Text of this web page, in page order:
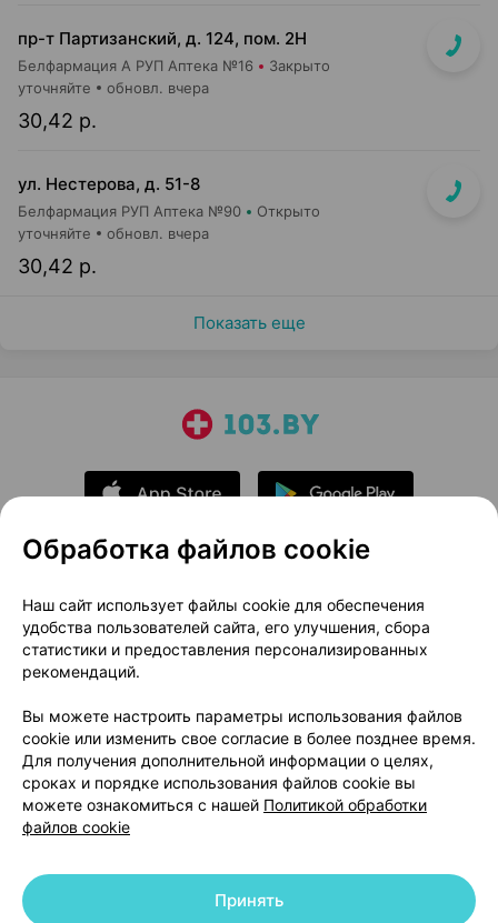
пр-т Партизанский, д. 124, пом. 2Н
Белфармация А РУП Аптека №16 Закрыто
30,42 р.
уточняйте обновл. вчера
ул. Нестерова, д. 51-8
Белфармация РУП Аптека №90 Открыто
30,42 р.
уточняйте обновл. вчера
Показать еще
О проекте
Новости проекта
Размещение рекламы
Медицинский маркетинг
Публичный договор
Доставка
Способы оплаты
Вакансии
Партнеры
Написать руководителю 103.by
Написать в поддержку
Персональные настройки Cookie
Обработка файлов cookie
Наш сайт использует файлы cookie для обеспечения
удобства пользователей сайта, его улучшения, сбора
статистики и предоставления персонализированных
рекомендаций.
Вы можете настроить параметры использования файлов
cookie или изменить свое согласие в более позднее время.
Для получения дополнительной информации о целях,
сроках и порядке использования файлов cookie вы
можете ознакомиться с нашей Политикой обработки
файлов cookie
Принять